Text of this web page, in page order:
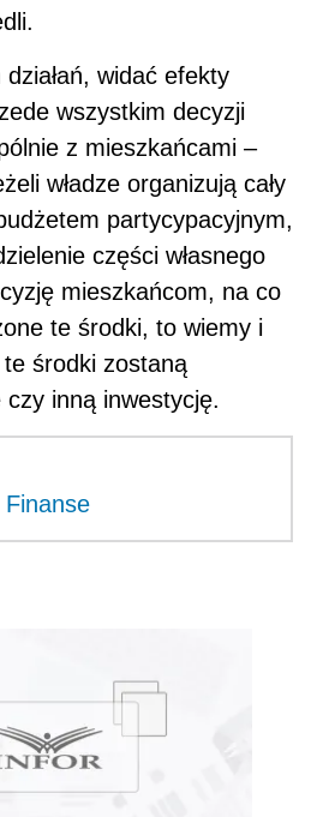
widać efekty
wszystkim decyzji
z mieszkańcami –
władze organizują cały
partycypacyjnym,
części własnego
mieszkańcom, na co
te środki, to wiemy i
środki zostaną
inną inwestycję.
Finanse